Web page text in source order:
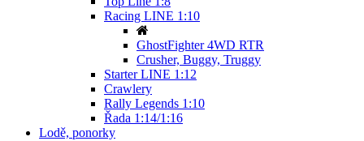
Racing LINE 1:10
GhostFighter 4WD RTR
Crusher, Buggy, Truggy
Starter LINE 1:12
Crawlery
Rally Legends 1:10
Řada 1:14/1:16
Lodě, ponorky